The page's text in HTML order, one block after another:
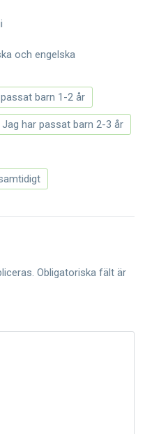
och engelska
barn 1-2 år
Jag har passat barn 2-3 år
Obligatoriska fält är